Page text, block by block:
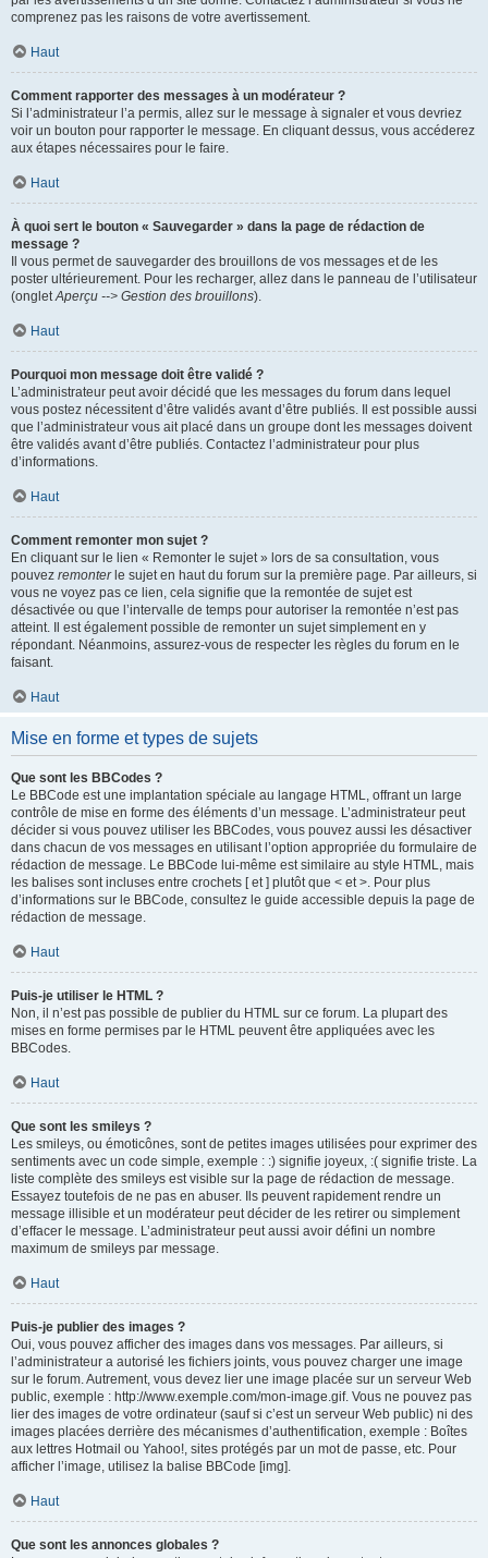
comprenez pas les raisons de votre avertissement.
Haut
Comment rapporter des messages à un modérateur ?
Si l’administrateur l’a permis, allez sur le message à signaler et vous devriez
voir un bouton pour rapporter le message. En cliquant dessus, vous accéderez
aux étapes nécessaires pour le faire.
Haut
À quoi sert le bouton « Sauvegarder » dans la page de rédaction de
message ?
Il vous permet de sauvegarder des brouillons de vos messages et de les
poster ultérieurement. Pour les recharger, allez dans le panneau de l’utilisateur
(ongletAperçu --> Gestion des brouillons).
Haut
Pourquoi mon message doit être validé ?
L’administrateur peut avoir décidé que les messages du forum dans lequel
vous postez nécessitent d’être validés avant d’être publiés. Il est possible aussi
que l’administrateur vous ait placé dans un groupe dont les messages doivent
être validés avant d’être publiés. Contactez l’administrateur pour plus
d’informations.
Haut
Comment remonter mon sujet ?
En cliquant sur le lien « Remonter le sujet » lors de sa consultation, vous
pouvez remonterle sujet en haut du forum sur la première page. Par ailleurs, si
vous ne voyez pas ce lien, cela signifie que la remontée de sujet est
désactivée ou que l’intervalle de temps pour autoriser la remontée n’est pas
atteint. Il est également possible de remonter un sujet simplement en y
répondant. Néanmoins, assurez-vous de respecter les règles du forum en le
faisant.
Haut
Mise en forme et types de sujets
Que sont les BBCodes ?
Le BBCode est une implantation spéciale au langage HTML, offrant un large
contrôle de mise en forme des éléments d’un message. L’administrateur peut
décider si vous pouvez utiliser les BBCodes, vous pouvez aussi les désactiver
dans chacun de vos messages en utilisant l’option appropriée du formulaire de
rédaction de message. Le BBCode lui-même est similaire au style HTML, mais
les balises sont incluses entre crochets [ et ] plutôt que < et >. Pour plus
d’informations sur le BBCode, consultez le guide accessible depuis la page de
rédaction de message.
Haut
Puis-je utiliser le HTML ?
Non, il n’est pas possible de publier du HTML sur ce forum. La plupart des
mises en forme permises par le HTML peuvent être appliquées avec les
BBCodes.
Haut
Que sont les smileys ?
Les smileys, ou émoticônes, sont de petites images utilisées pour exprimer des
sentiments avec un code simple, exemple : :) signifie joyeux, :( signifie triste. La
liste complète des smileys est visible sur la page de rédaction de message.
Essayez toutefois de ne pas en abuser. Ils peuvent rapidement rendre un
message illisible et un modérateur peut décider de les retirer ou simplement
d’effacer le message. L’administrateur peut aussi avoir défini un nombre
maximum de smileys par message.
Haut
Puis-je publier des images ?
Oui, vous pouvez afficher des images dans vos messages. Par ailleurs, si
l’administrateur a autorisé les fichiers joints, vous pouvez charger une image
sur le forum. Autrement, vous devez lier une image placée sur un serveur Web
public, exemple : http://www.exemple.com/mon-image.gif. Vous ne pouvez pas
lier des images de votre ordinateur (sauf si c’est un serveur Web public) ni des
images placées derrière des mécanismes d’authentification, exemple : Boîtes
aux lettres Hotmail ou Yahoo!, sites protégés par un mot de passe, etc. Pour
afficher l’image, utilisez la balise BBCode [img].
Haut
Que sont les annonces globales ?